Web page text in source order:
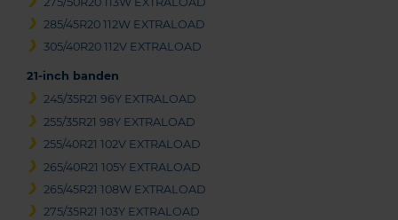
285/45R20 112W EXTRALOAD
305/40R20 112V EXTRALOAD
21-inch banden
245/35R21 96Y EXTRALOAD
255/35R21 98Y EXTRALOAD
255/40R21 102V EXTRALOAD
265/40R21 105Y EXTRALOAD
265/45R21 108W EXTRALOAD
275/35R21 103Y EXTRALOAD